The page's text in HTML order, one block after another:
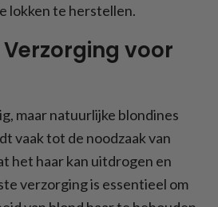
lokken te herstellen.
voor
maar natuurlijke blondines
vaak tot de noodzaak van
het haar kan uitdrogen en
verzorging is essentieel om